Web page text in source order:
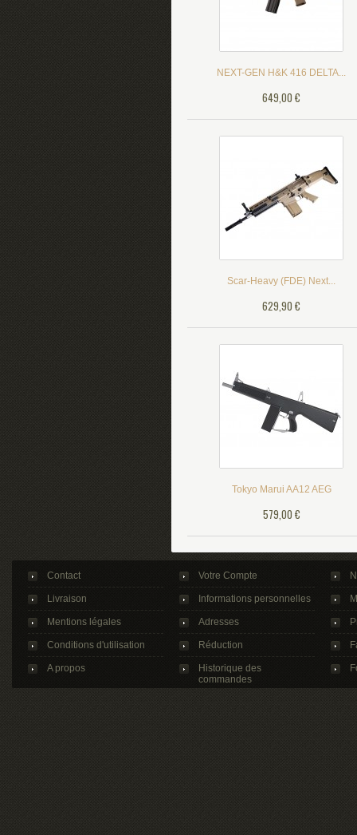
NEXT-GEN H&K 416 DELTA...
649,00 €
Scar-Heavy (FDE) Next...
629,90 €
Tokyo Marui AA12 AEG
579,00 €
Contact
Livraison
Mentions légales
Conditions d'utilisation
A propos
Votre Compte
Informations personnelles
Adresses
Réduction
Historique des
commandes